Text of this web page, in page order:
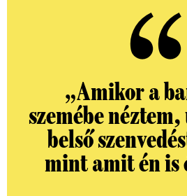
„Amikor a
szemébe
belső
mint amit én is